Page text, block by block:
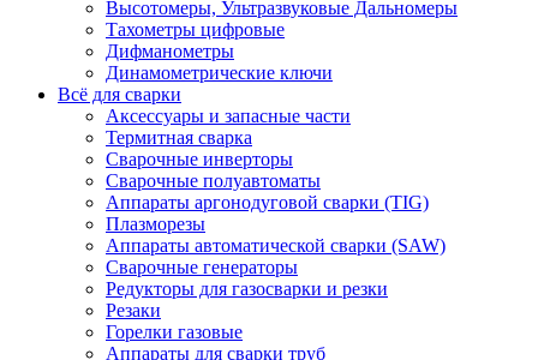
Высотомеры, Ультразвуковые Дальномеры
Тахометры цифровые
Дифманометры
Динамометрические ключи
Всё для сварки
Аксессуары и запасные части
Термитная сварка
Сварочные инверторы
Сварочные полуавтоматы
Аппараты аргонодуговой сварки (TIG)
Плазморезы
Аппараты автоматической сварки (SAW)
Сварочные генераторы
Редукторы для газосварки и резки
Резаки
Горелки газовые
Аппараты для сварки труб